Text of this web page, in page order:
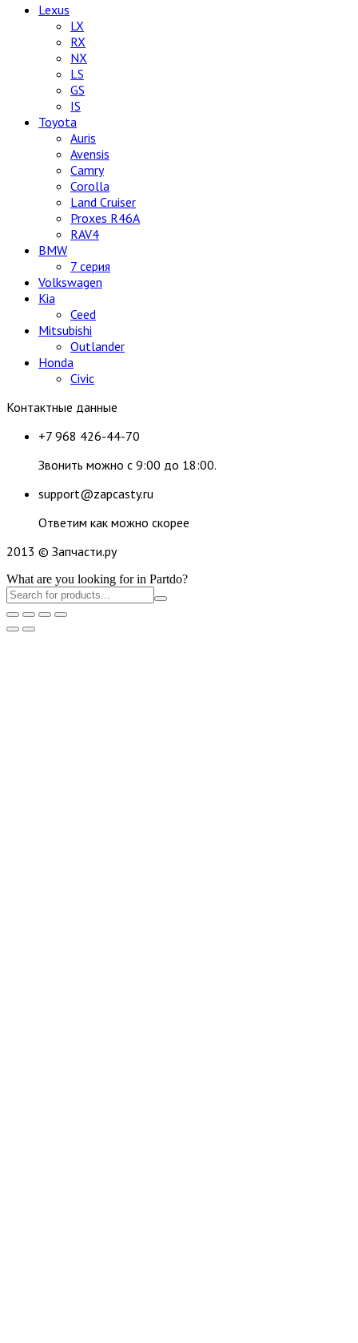
Lexus
LX
RX
NX
LS
GS
IS
Toyota
Auris
Avensis
Camry
Corolla
Land Cruiser
Proxes R46A
RAV4
BMW
7 серия
Volkswagen
Kia
Ceed
Mitsubishi
Outlander
Honda
Civic
Контактные данные
+7 968 426-44-70
Звонить можно с 9:00 до 18:00.
support@zapcasty.ru
Ответим как можно скорее
2013 © Запчасти.ру
What are you looking for in Partdo?